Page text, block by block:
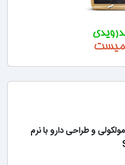
و طراحی دارو با نرم